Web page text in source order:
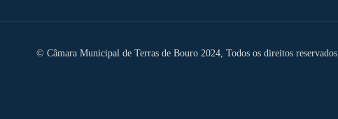
© Câmara Municipal de Terras de Bouro 2024, Todos os direitos reservados.